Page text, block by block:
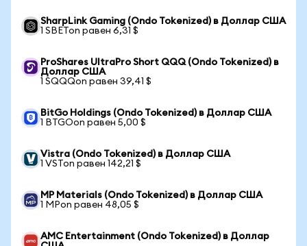
SharpLink Gaming (Ondo Tokenized) в Доллар США
1 SBETon равен 6,31 $
ProShares UltraPro Short QQQ (Ondo Tokenized) в
Доллар США
1 SQQQon равен 39,41 $
BitGo Holdings (Ondo Tokenized) в Доллар США
1 BTGOon равен 5,00 $
Vistra (Ondo Tokenized) в Доллар США
1 VSTon равен 142,21 $
MP Materials (Ondo Tokenized) в Доллар США
1 MPon равен 48,05 $
AMC Entertainment (Ondo Tokenized) в Доллар